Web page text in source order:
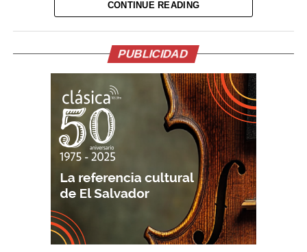
originaron el percance.
Me gusta esto:
CONTINUE READING
PUBLICIDAD